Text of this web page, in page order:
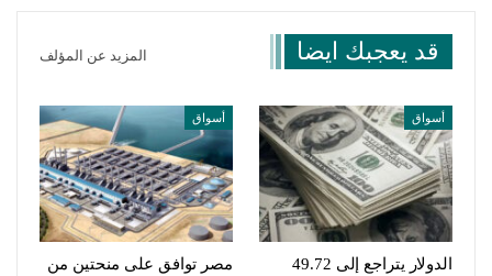
قد يعجبك ايضا المزيد عن المؤلف
أسواق
الدولار يتراجع إلى 49.72
أسواق
مصر توافق على منحتين من